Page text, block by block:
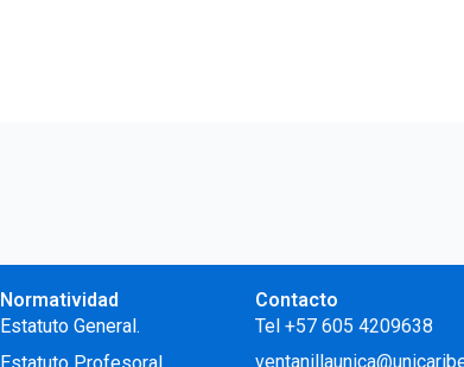
Normatividad
Estatuto General.
Contacto
Tel +57 605 4209638